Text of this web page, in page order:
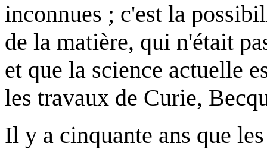
inconnues ; c'est la
de la matière, qui n'était
et que la science actuelle
les travaux de Curie,
Il y a cinquante ans que